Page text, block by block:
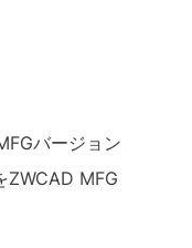
バージョン
ZWCAD MFG